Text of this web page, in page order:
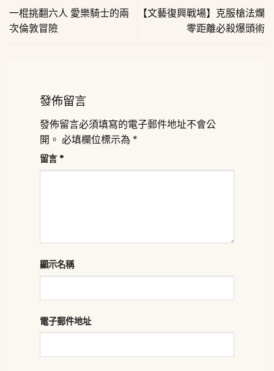
一棍挑翻六人 愛樂騎士的兩
次倫敦冒險
【文藝復興戰場】克服槍法爛
零距離必殺爆頭術
發佈留言
發佈留言必須填寫的電子郵件地址不會公
開。 必填欄位標示為 *
留言 *
顯示名稱
電子郵件地址